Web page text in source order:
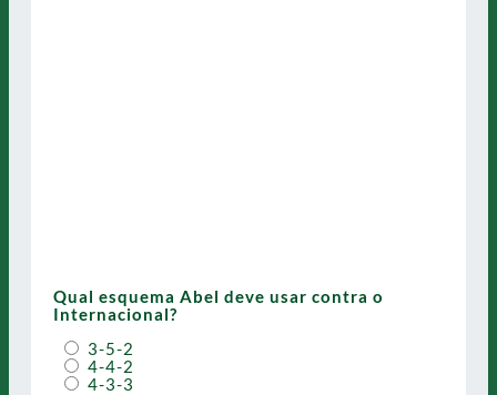
Qual esquema Abel deve usar contra o
Internacional?
3-5-2
4-4-2
4-3-3